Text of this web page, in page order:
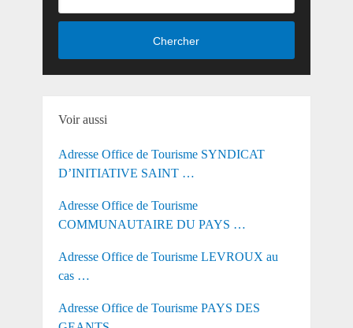
Chercher
Voir aussi
Adresse Office de Tourisme SYNDICAT
D’INITIATIVE SAINT …
Adresse Office de Tourisme
COMMUNAUTAIRE DU PAYS …
Adresse Office de Tourisme LEVROUX au
cas …
Adresse Office de Tourisme PAYS DES